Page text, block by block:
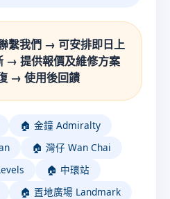
繫我們 → 可安排即日上
→ 提供報價及維修方案
→ 使用後回饋
🏠 金鐘 Admiralty
🏠 灣仔 Wan Chai
🏠 中環站
🏠 置地廣場 Landmark